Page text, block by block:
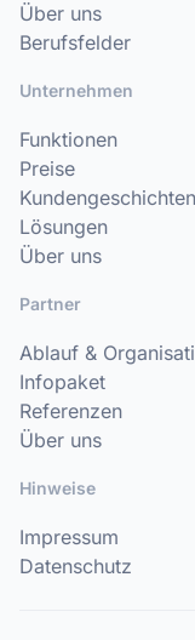
Über uns
Berufsfelder
Unternehmen
Funktionen
Preise
Kundengeschichten
Lösungen
Über uns
Partner
Ablauf &
Infopaket
Referenzen
Über uns
Hinweise
Impressum
Datenschutz